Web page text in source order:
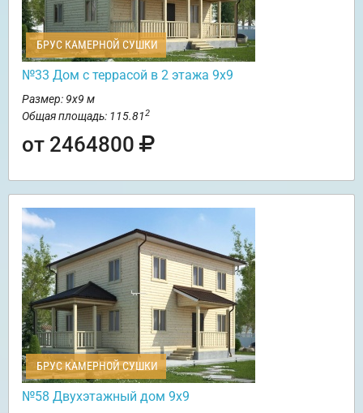
БРУС КАМЕРНОЙ СУШКИ
№33 Дом с террасой в 2 этажа 9х9
Размер: 9х9 м
Общая площадь: 115.812
от 2464800
БРУС КАМЕРНОЙ СУШКИ
№58 Двухэтажный дом 9х9